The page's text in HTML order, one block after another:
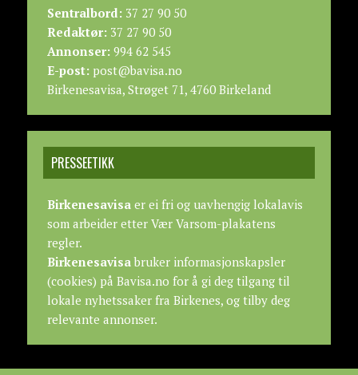
Sentralbord:37 27 90 50
Redaktør:37 27 90 50
Annonser:994 62 545
E-post:post@bavisa.no
Birkenesavisa, Strøget 71, 4760 Birkeland
PRESSEETIKK
Birkenesavisaer ei fri og uavhengig lokalavis
som arbeider etter Vær Varsom-plakatens
regler.
Birkenesavisabruker informasjonskapsler
(cookies) på Bavisa.no for å gi deg tilgang til
lokale nyhetssaker fra Birkenes, og tilby deg
relevante annonser.